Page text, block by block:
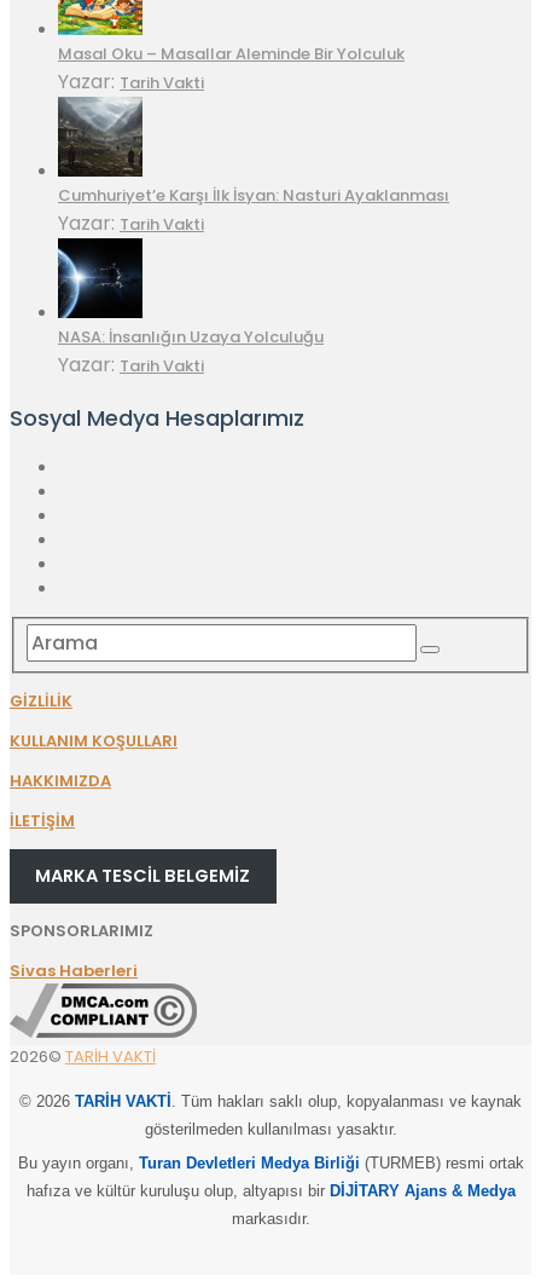
Masal Oku – Masallar Aleminde Bir Yolculuk
Yazar: Tarih Vakti
Cumhuriyet’e Karşı İlk İsyan: Nasturi Ayaklanması
Yazar: Tarih Vakti
NASA: İnsanlığın Uzaya Yolculuğu
Yazar: Tarih Vakti
Sosyal Medya Hesaplarımız
GİZLİLİK
KULLANIM KOŞULLARI
HAKKIMIZDA
İLETİŞİM
MARKA TESCİL BELGEMİZ
SPONSORLARIMIZ
Sivas Haberleri
2026© TARİH VAKTİ
© 2026 TARİH VAKTİ . Tüm hakları saklı olup, kopyalanması ve kaynak
gösterilmeden kullanılması yasaktır.
Bu yayın organı, Turan Devletleri Medya Birliği (TURMEB) resmi ortak
hafıza ve kültür kuruluşu olup, altyapısı bir DİJİTARY Ajans & Medya
markasıdır.